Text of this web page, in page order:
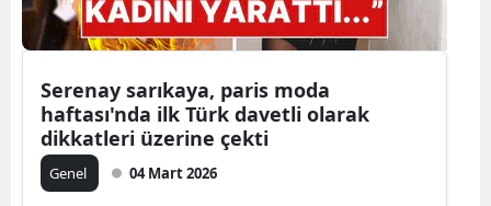
Serenay sarıkaya, paris moda
haftası'nda ilk Türk davetli olarak
dikkatleri üzerine çekti
Genel 04 Mart 2026